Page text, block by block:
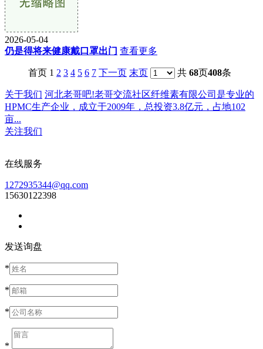
2026-05-04
仍是得将来健康戴口罩出门 查看更多
首页 1 2 3 4 5 6 7 下一页 末页 共 68页408条
关于我们 河北老哥吧!老哥交流社区纤维素有限公司是专业的
HPMC生产企业，成立于2009年，总投资3.8亿元，占地102
亩...
关注我们
在线服务
1272935344@qq.com
15630122398
发送询盘
*
*
*
*